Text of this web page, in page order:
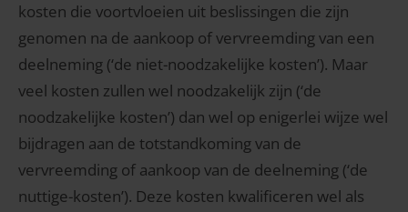
kosten die voortvloeien uit beslissingen die zijn
genomen na de aankoop of vervreemding van een
deelneming (‘de niet-noodzakelijke kosten’). Maar
veel kosten zullen wel noodzakelijk zijn (‘de
noodzakelijke kosten’) dan wel op enigerlei wijze wel
bijdragen aan de totstandkoming van de
vervreemding of aankoop van de deelneming (‘de
nuttige-kosten’). Deze kosten kwalificeren wel als